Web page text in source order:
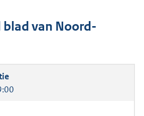
blad van Noord-